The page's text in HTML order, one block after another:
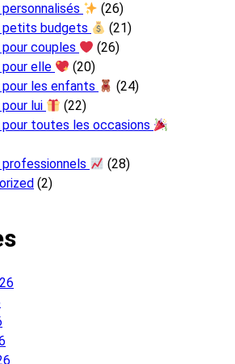
(26)
petits budgets
(21)
pour couples
(26)
pour elle
(20)
pour les enfants
(24)
lui
(22)
pour toutes les occasions
professionnels
(28)
(2)